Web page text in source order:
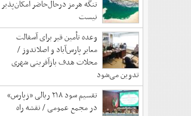
تنگه هرمز درحال‌حاضر امکان‌پذیر
نیست
وعده تأمین قیر برای آسفالت
معابر پارس‌آباد و اصلاندوز /
محلات هدف بازآفرینی شهری
تدوین می‌شود
تقسیم سود ۲۱۸ ریالی «زپارس»
در مجمع عمومی / نقشه راه